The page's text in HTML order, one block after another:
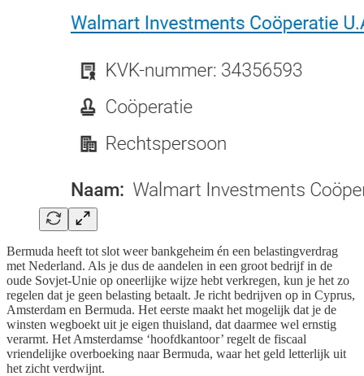
Bermuda heeft tot slot weer bankgeheim én een belastingverdrag
met Nederland. Als je dus de aandelen in een groot bedrijf in de
oude Sovjet-Unie op oneerlijke wijze hebt verkregen, kun je het zo
regelen dat je geen belasting betaalt. Je richt bedrijven op in Cyprus,
Amsterdam en Bermuda. Het eerste maakt het mogelijk dat je de
winsten wegboekt uit je eigen thuisland, dat daarmee wel ernstig
verarmt. Het Amsterdamse ‘hoofdkantoor’ regelt de fiscaal
vriendelijke overboeking naar Bermuda, waar het geld letterlijk uit
het zicht verdwijnt.